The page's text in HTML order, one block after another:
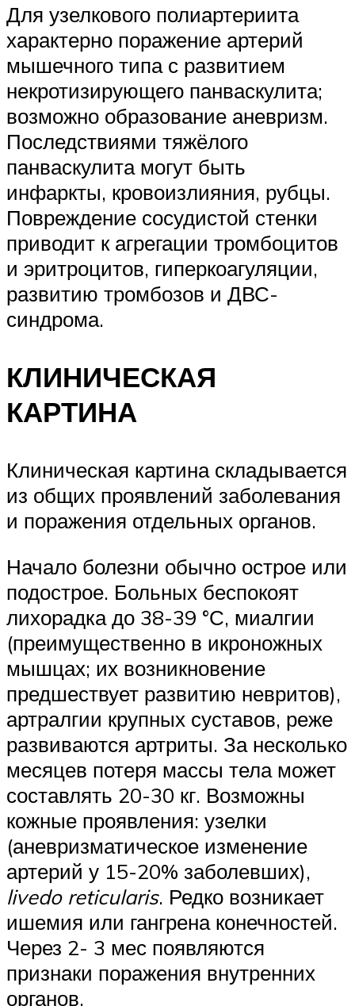
Для узелкового полиартериита
характерно поражение артерий
мышечного типа с развитием
некротизирующего панваскулита;
возможно образование аневризм.
Последствиями тяжёлого
панваскулита могут быть
инфаркты, кровоизлияния, рубцы.
Повреждение сосудистой стенки
приводит к агрегации тромбоцитов
и эритроцитов, гиперкоагуляции,
развитию тромбозов и ДВС-
синдрома.
КЛИНИЧЕСКАЯ
КАРТИНА
Клиническая картина складывается
из общих проявлений заболевания
и поражения отдельных органов.
Начало болезни обычно острое или
подострое. Больных беспокоят
лихорадка до 38-39 °С, миалгии
(преимущественно в икроножных
мышцах; их возникновение
предшествует развитию невритов),
артралгии крупных суставов, реже
развиваются артриты. За несколько
месяцев потеря массы тела может
составлять 20-30 кг. Возможны
кожные проявления: узелки
(аневризматическое изменение
артерий у 15-20% заболевших),
livedo reticularis. Редко возникает
ишемия или гангрена конечностей.
Через 2- 3 мес появляются
признаки поражения внутренних
органов.